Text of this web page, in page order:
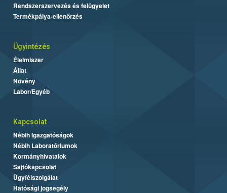
Rendszerszervezés és felügyelet
Termékpálya-ellenőrzés
Ügyintézés
Élelmiszer
Állat
Növény
Labor/Egyéb
Kapcsolat
Nébih Igazgatóságok
Nébih Laboratóriumok
Kormányhivatalok
Sajtókapcsolat
Ügyfélszolgálat
Hatósági jogsegély